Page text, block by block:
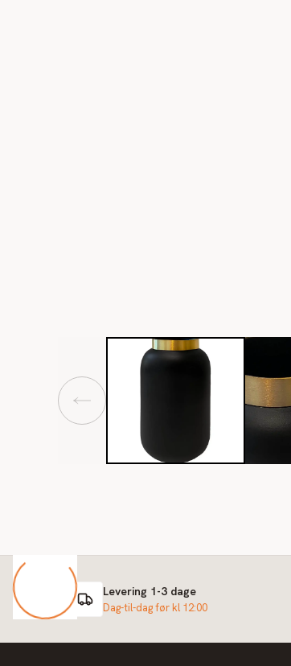
Levering 1-3 dage
Dag-til-dag før kl 12:00